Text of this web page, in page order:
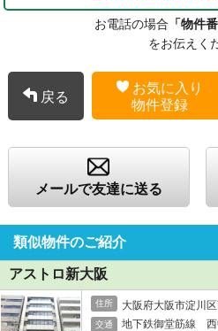
お電話の場合 「物件
をお伝えく
戻る
お気に入り
物件登録
メールで友達に送る
類似物件のご紹介
アストロ新大阪
住所 大阪府大阪市淀川
交通
地下鉄御堂筋線